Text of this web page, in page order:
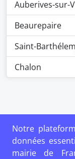
Auberives-sur-
Beaurepaire
Saint-
Chalon
Notre
données
mairie de